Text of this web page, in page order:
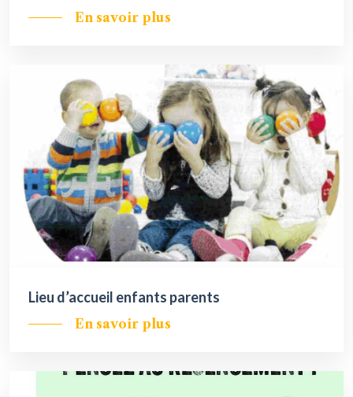
En savoir plus
Lieu d’accueil enfants parents
En savoir plus